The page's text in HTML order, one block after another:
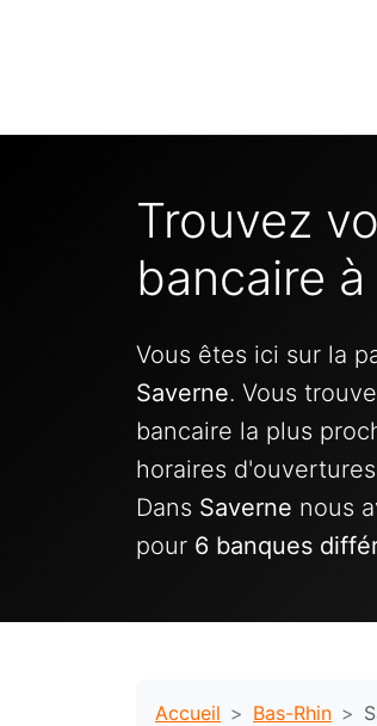
Trouvez
bancaire
Vous êtes ici sur la
Saverne. Vous
bancaire la plus
horaires
Dans Saverne nous
pour 6 banques
Accueil Bas-Rhin